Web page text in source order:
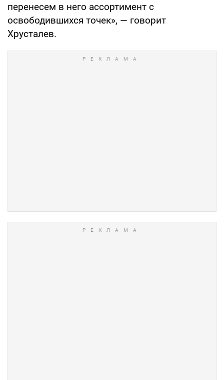
перенесем в него ассортимент с
освободившихся точек», — говорит
Хрусталев.